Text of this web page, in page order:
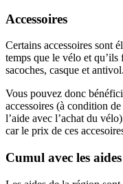
Accessoires
Certains accessoires sont
temps que le vélo et
sacoches, casque et antivol.
Vous pouvez donc
accessoires (à condition
l’aide avec l’achat du
car le prix de ces
Cumul avec les